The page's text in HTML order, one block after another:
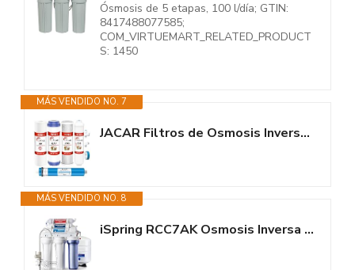
Ósmosis de 5 etapas, 100 l/día; GTIN:
8417488077585;
COM_VIRTUEMART_RELATED_PRODUCT
S: 1450
MÁS VENDIDO NO. 7
JACAR Filtros de Osmosis Inversa de 5 Etapas Universales con Membrana 50...
MÁS VENDIDO NO. 8
iSpring RCC7AK Osmosis Inversa Domestica, NSF 58 Certificado, 75GPD...